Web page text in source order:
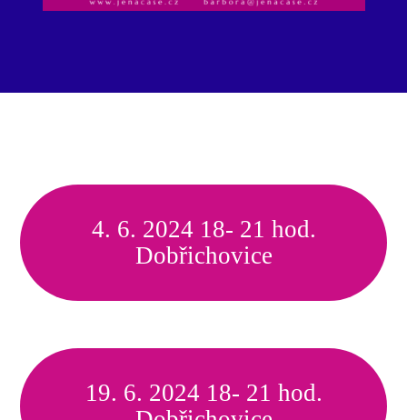
4. 6. 2024 18- 21 hod.
Dobřichovice
19. 6. 2024 18- 21 hod.